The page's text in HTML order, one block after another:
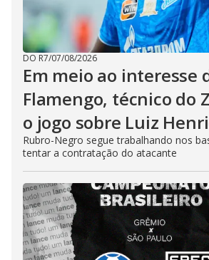
DO R7/07/08/2026
Em meio ao interesse
Flamengo, técnico do
o jogo sobre Luiz
Rubro-Negro segue trabalhando nos
tentar a contratação do atacante